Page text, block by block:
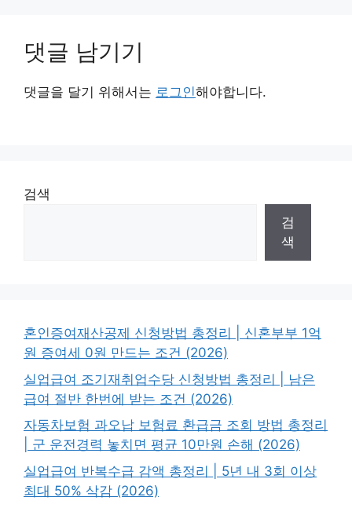
댓글 남기기
댓글을 달기 위해서는 로그인해야합니다.
검색
검
색
혼인증여재산공제 신청방법 총정리 | 신혼부부 1억
원 증여세 0원 만드는 조건 (2026)
실업급여 조기재취업수당 신청방법 총정리 | 남은
급여 절반 한번에 받는 조건 (2026)
자동차보험 과오납 보험료 환급금 조회 방법 총정리
| 군 운전경력 놓치면 평균 10만원 손해 (2026)
실업급여 반복수급 감액 총정리 | 5년 내 3회 이상
최대 50% 삭감 (2026)